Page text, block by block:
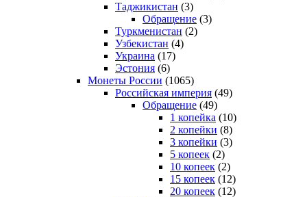
Таджикистан (3)
Обращение (3)
Туркменистан (2)
Узбекистан (4)
Украина (17)
Эстония (6)
Монеты России (1065)
Российская империя (49)
Обращение (49)
1 копейка (10)
2 копейки (8)
3 копейки (3)
5 копеек (2)
10 копеек (2)
15 копеек (12)
20 копеек (12)